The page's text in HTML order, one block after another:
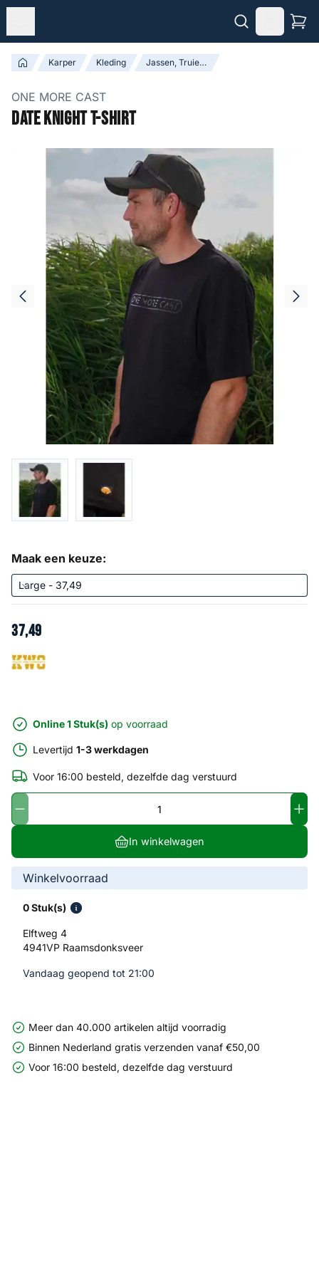
Karper Kleding Jassen, Truien & Broeken
ONE MORE CAST
Date Knight T-Shirt
Maak een keuze:
37,49
Online 1 Stuk(s) op voorraad
Levertijd 1-3 werkdagen
Voor 16:00 besteld, dezelfde dag verstuurd
In winkelwagen
Winkelvoorraad
0 Stuk(s)
Elftweg 4
4941VP Raamsdonksveer
Vandaag geopend tot 21:00
Meer dan 40.000 artikelen altijd voorradig
Binnen Nederland gratis verzenden vanaf €50,00
Voor 16:00 besteld, dezelfde dag verstuurd